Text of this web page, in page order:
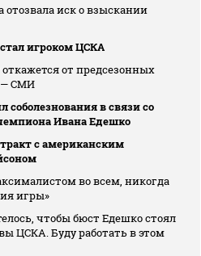
иск о взыскании
игроком ЦСКА
от предсезонных
— СМИ
в связи со
Ивана Едешко
с американским
во всем, никогда
игры»
чтобы бюст Едешко стоял
ЦСКА. Буду работать в этом